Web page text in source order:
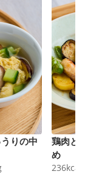
りの中
鶏肉と
め
236kcal